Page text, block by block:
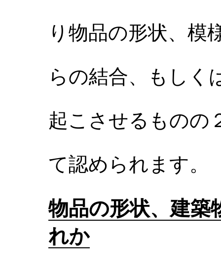
り物品の形状、模
らの結合、もしく
起こさせるものの
て認められます。
物品の形状、建築
れか